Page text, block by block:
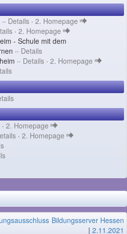
Details · 2. Homepage
· 2. Homepage
- Schule mit dem
·· Details
·· Details · 2. Homepage
· 2. Homepage
· 2. Homepage
Bildungsserver Hessen
| 2.11.2021